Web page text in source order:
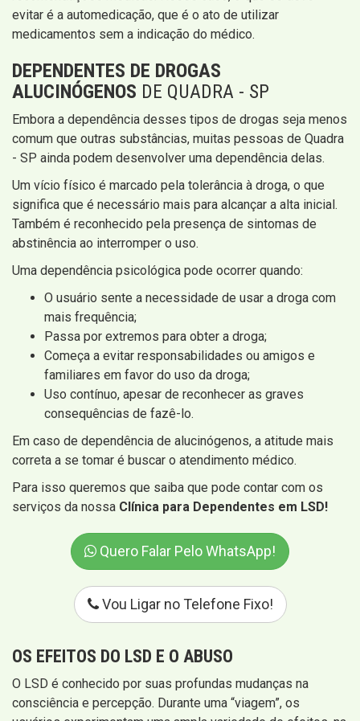
evitar é a automedicação, que é o ato de utilizar
medicamentos sem a indicação do médico.
DEPENDENTES DE DROGAS
ALUCINÓGENOS DE QUADRA - SP
Embora a dependência desses tipos de drogas seja menos
comum que outras substâncias, muitas pessoas de Quadra
- SP ainda podem desenvolver uma dependência delas.
Um vício físico é marcado pela tolerância à droga, o que
significa que é necessário mais para alcançar a alta inicial.
Também é reconhecido pela presença de sintomas de
abstinência ao interromper o uso.
Uma dependência psicológica pode ocorrer quando:
O usuário sente a necessidade de usar a droga com
mais frequência;
Passa por extremos para obter a droga;
Começa a evitar responsabilidades ou amigos e
familiares em favor do uso da droga;
Uso contínuo, apesar de reconhecer as graves
consequências de fazê-lo.
Em caso de dependência de alucinógenos, a atitude mais
correta a se tomar é buscar o atendimento médico.
Para isso queremos que saiba que pode contar com os
serviços da nossa Clínica para Dependentes em LSD!
Quero Falar Pelo WhatsApp!
Vou Ligar no Telefone Fixo!
OS EFEITOS DO LSD E O ABUSO
O LSD é conhecido por suas profundas mudanças na
consciência e percepção. Durante uma “viagem”, os